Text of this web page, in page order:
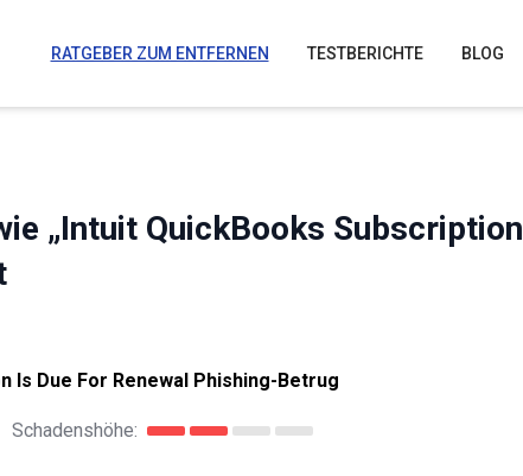
RATGEBER ZUM ENTFERNEN TESTBERICHTE BLOG
„Intuit QuickBooks Subscription
Is Due For Renewal Phishing-Betrug
Schadenshöhe: